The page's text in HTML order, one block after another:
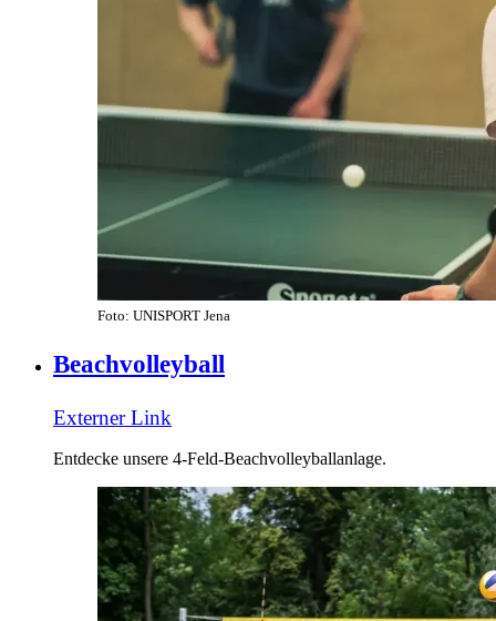
Foto: UNISPORT Jena
Beachvolleyball
Externer Link
Entdecke unsere 4-Feld-Beachvolleyballanlage.